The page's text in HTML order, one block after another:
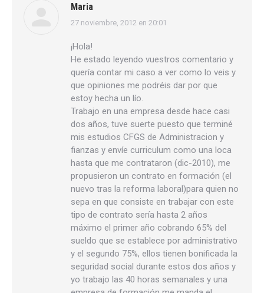
Maria
dice:
27 noviembre, 2012 en 20:01
¡Hola!
He estado leyendo vuestros comentario y
quería contar mi caso a ver como lo veis y
que opiniones me podréis dar por que
estoy hecha un lío.
Trabajo en una empresa desde hace casi
dos años, tuve suerte puesto que terminé
mis estudios CFGS de Administracion y
fianzas y envíe curriculum como una loca
hasta que me contrataron (dic-2010), me
propusieron un contrato en formación (el
nuevo tras la reforma laboral)para quien no
sepa en que consiste en trabajar con este
tipo de contrato sería hasta 2 años
máximo el primer año cobrando 65% del
sueldo que se establece por administrativo
y el segundo 75%, ellos tienen bonificada la
seguridad social durante estos dos años y
yo trabajo las 40 horas semanales y una